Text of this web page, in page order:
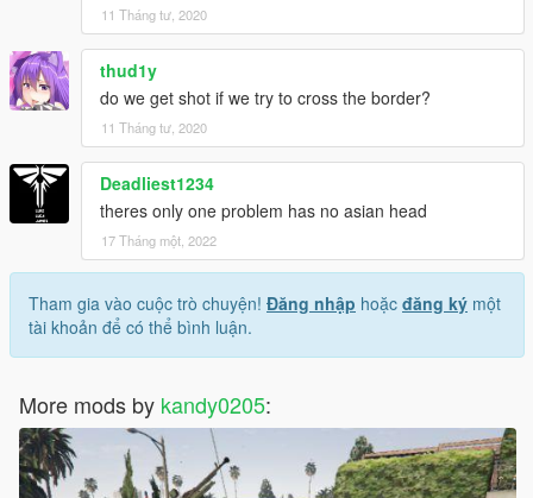
11 Tháng tư, 2020
thud1y
do we get shot if we try to cross the border?
11 Tháng tư, 2020
Deadliest1234
theres only one problem has no asian head
17 Tháng một, 2022
Tham gia vào cuộc trò chuyện! Đăng nhập hoặc đăng ký một
tài khoản để có thể bình luận.
More mods by kandy0205: